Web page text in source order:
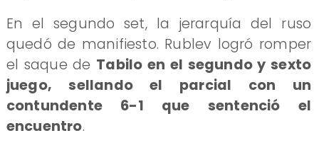
En el segundo set, la jerarquía del ruso
quedó de manifiesto. Rublev logró romper
el saque de Tabilo en el segundo y sexto
juego, sellando el parcial con un
contundente 6-1 que sentenció el
encuentro.